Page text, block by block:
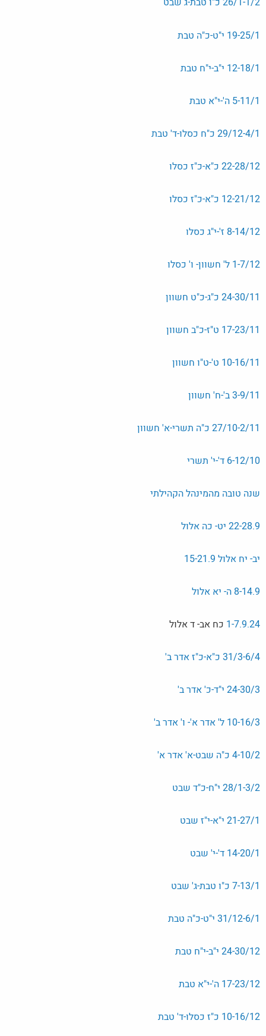
19-25/1 י"ט-כ"ה טבת
12-18/1 י"ב-י"ח טבת
5-11/1 ה'-י"א טבת
29/12-4/1 כ"ח כסלו-ד' טבת
22-28/12 כ"א-כ"ז כסלו
12-21/12 כ"א-כ"ז כסלו
8-14/12 ז'-י"ג כסלו
1-7/12 ל' חשוון- ו' כסלו
24-30/11 כ"ג-כ"ט חשוון
17-23/11 ט"ז-כ"ב חשוון
10-16/11 ט'-ט"ו חשוון
3-9/11 ב'-ח' חשוון
27/10-2/11 כ"ה תשרי-א' חשוון
6-12/10 ד'-י' תשרי
שנה טובה מהמינהל הקהילתי
22-28.9 יט- כה אלול
יב- יח אלול 15-21.9
8-14.9 ה- יא אלול
1-7.9.24 כח אב- ד אלול
31/3-6/4 כ"א-כ"ז אדר ב'
24-30/3 י"ד-כ' אדר ב'
10-16/3 ל' אדר א'- ו' אדר ב'
4-10/2 כ"ה שבט-א' אדר א'
28/1-3/2 י"ח-כ"ד שבט
21-27/1 י"א-י"ז שבט
14-20/1 ד'-י' שבט
7-13/1 כ"ו טבת-ג' שבט
31/12-6/1 י"ט-כ"ה טבת
24-30/12 י"ב-י"ח טבת
17-23/12 ה'-י"א טבת
10-16/12 כ"ז כסלו-ד' טבת